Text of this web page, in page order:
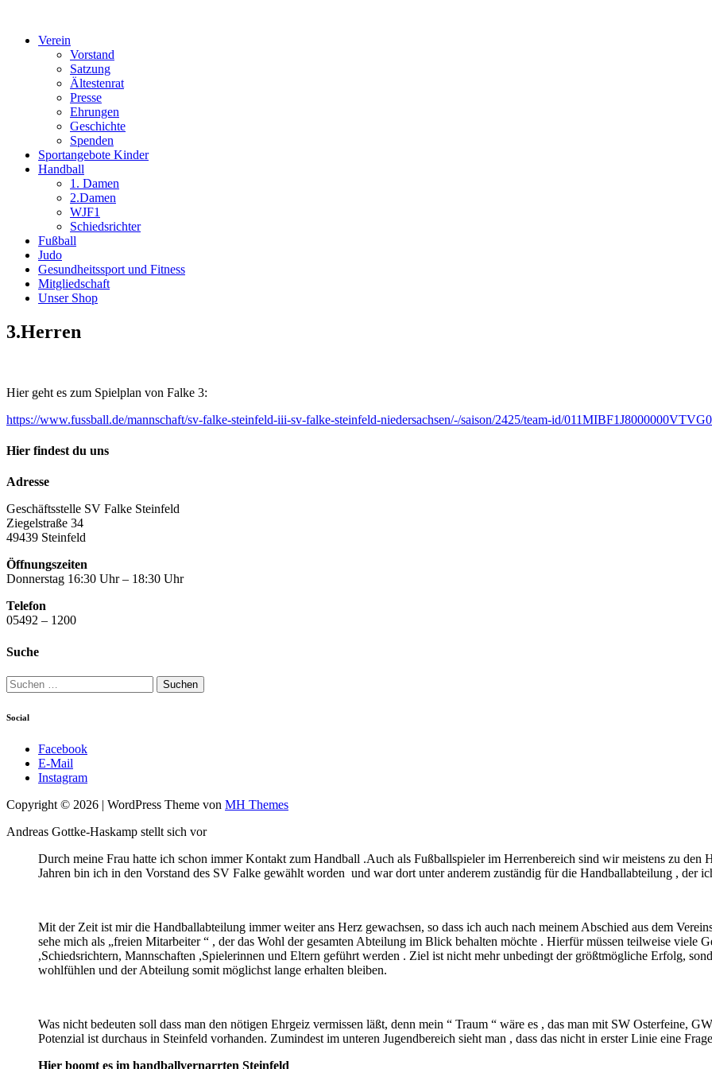
Verein
Vorstand
Satzung
Ältestenrat
Presse
Ehrungen
Geschichte
Spenden
Sportangebote Kinder
Handball
1. Damen
2.Damen
WJF1
Schiedsrichter
Fußball
Judo
Gesundheitssport und Fitness
Mitgliedschaft
Unser Shop
3.Herren
Hier geht es zum Spielplan von Falke 3:
https://www.fussball.de/mannschaft/sv-falke-steinfeld-iii-sv-falke-steinfeld-niedersachsen/-/saison/2425/team-id/
Hier findest du uns
Adresse
Geschäftsstelle SV Falke Steinfeld
Ziegelstraße 34
49439 Steinfeld
Öffnungszeiten
Donnerstag 16:30 Uhr – 18:30 Uhr
Telefon
05492 – 1200
Suche
Suchen
nach:
Social
Facebook
E-Mail
Instagram
Copyright © 2026 | WordPress Theme von MH Themes
Andreas Gottke-Haskamp stellt sich vor
Durch meine Frau hatte ich schon immer Kontakt zum Handball .Auch als Fußballspieler im Herrenbereich sind wir meistens zu den
Jahren bin ich in den Vorstand des SV Falke gewählt worden und war dort unter anderem zuständig für die Handballabteilung , der
Mit der Zeit ist mir die Handballabteilung immer weiter ans Herz gewachsen, so dass ich auch nach meinem Abschied aus dem
sehe mich als „freien Mitarbeiter “ , der das Wohl der gesamten Abteilung im Blick behalten möchte . Hierfür müssen teilweise viele
,Schiedsrichtern, Mannschaften ,Spielerinnen und Eltern geführt werden . Ziel ist nicht mehr unbedingt der größtmögliche Erfolg,
wohlfühlen und der Abteilung somit möglichst lange erhalten bleiben.
Was nicht bedeuten soll dass man den nötigen Ehrgeiz vermissen läßt, denn mein “ Traum “ wäre es , das man mit SW Osterfeine,
Potenzial ist durchaus in Steinfeld vorhanden. Zumindest im unteren Jugendbereich sieht man , dass das nicht in erster Linie eine
Hier boomt es im handballvernarrten Steinfeld